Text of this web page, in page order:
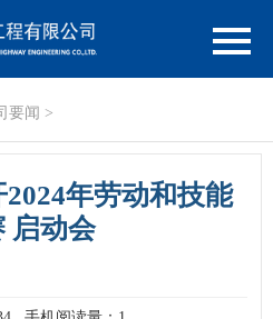
要闻 >
年劳动和技能
启动会